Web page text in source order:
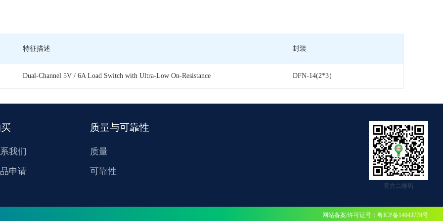
特征描述
Dual-Channel 5V / 6A Load Switch with Ultra-Low On-Resistance
封装
DFN-14(2*3）
我们
申请
质量与可靠性
质量
可靠性
官方二维码
网站备案/许可证号：粤ICP备14043779号